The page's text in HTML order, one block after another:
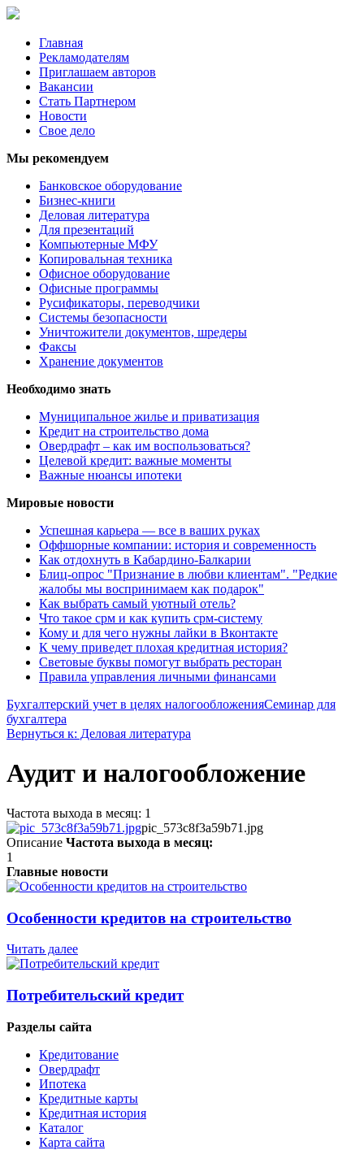
Главная
Рекламодателям
Приглашаем авторов
Вакансии
Стать Партнером
Новости
Свое дело
Мы рекомендуем
Банковское оборудование
Бизнес-книги
Деловая литература
Для презентаций
Компьютерные МФУ
Копировальная техника
Офисное оборудование
Офисные программы
Русификаторы, переводчики
Системы безопасности
Уничтожители документов, шредеры
Факсы
Хранение документов
Необходимо знать
Муниципальное жилье и приватизация
Кредит на строительство дома
Овердрафт – как им воспользоваться?
Целевой кредит: важные моменты
Важные нюансы ипотеки
Мировые новости
Успешная карьера — все в ваших руках
Оффшорные компании: история и современность
Как отдохнуть в Кабардино-Балкарии
Блиц-опрос "Признание в любви клиентам". "Редкие
жалобы мы воспринимаем как подарок"
Как выбрать самый уютный отель?
Что такое срм и как купить срм-систему
Кому и для чего нужны лайки в Вконтакте
К чему приведет плохая кредитная история?
Световые буквы помогут выбрать ресторан
Правила управления личными финансами
Бухгалтерский учет в целях налогообложенияСеминар для
бухгалтера
Вернуться к: Деловая литература
Аудит и налогообложение
Частота выхода в месяц: 1
pic_573c8f3a59b71.jpg
Описание Частота выхода в месяц:
1
Главные новости
Особенности кредитов на строительство
Читать далее
Потребительский кредит
Разделы сайта
Кредитование
Овердрафт
Ипотека
Кредитные карты
Кредитная история
Каталог
Карта сайта